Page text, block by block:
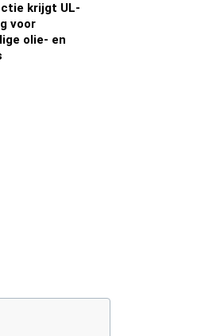
krijgt UL-
voor
olie- en